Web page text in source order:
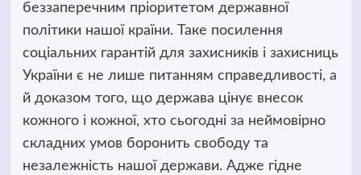
беззаперечним пріоритетом державної
політики нашої країни. Таке посилення
соціальних гарантій для захисників і захисниць
України є не лише питанням справедливості, а
й доказом того, що держава цінує внесок
кожного і кожної, хто сьогодні за неймовірно
складних умов боронить свободу та
незалежність нашої держави. Адже гідне